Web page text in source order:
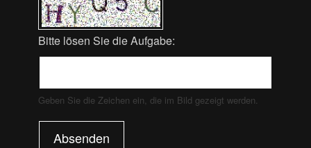
Bitte lösen Sie die Aufgabe:
Geben Sie die Zeichen ein, die im Bild gezeigt werden.
Absenden